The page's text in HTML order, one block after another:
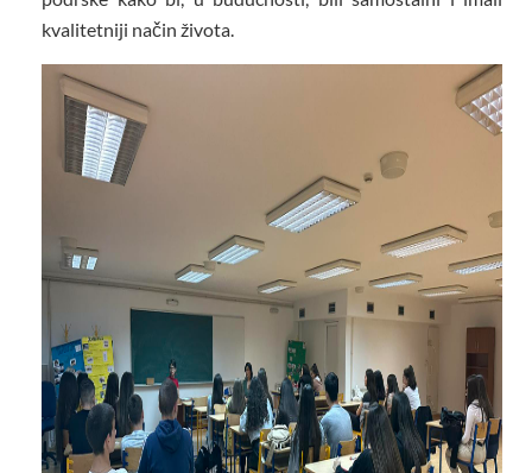
kvalitetniji način života.